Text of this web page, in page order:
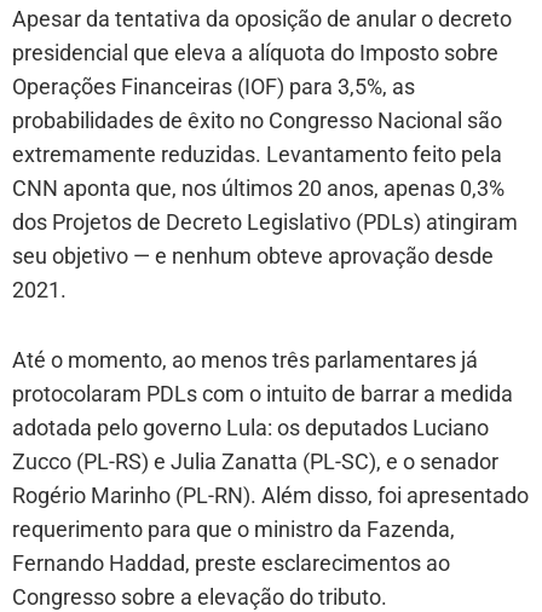
Apesar da tentativa da oposição de anular o decreto
presidencial que eleva a alíquota do Imposto sobre
Operações Financeiras (IOF) para 3,5%, as
probabilidades de êxito no Congresso Nacional são
extremamente reduzidas. Levantamento feito pela
CNN aponta que, nos últimos 20 anos, apenas 0,3%
dos Projetos de Decreto Legislativo (PDLs) atingiram
seu objetivo — e nenhum obteve aprovação desde
2021.
Até o momento, ao menos três parlamentares já
protocolaram PDLs com o intuito de barrar a medida
adotada pelo governo Lula: os deputados Luciano
Zucco (PL-RS) e Julia Zanatta (PL-SC), e o senador
Rogério Marinho (PL-RN). Além disso, foi apresentado
requerimento para que o ministro da Fazenda,
Fernando Haddad, preste esclarecimentos ao
Congresso sobre a elevação do tributo.